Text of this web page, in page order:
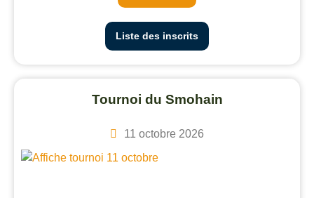
Liste des inscrits
Tournoi du Smohain
11 octobre 2026